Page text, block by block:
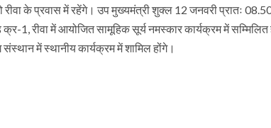
के प्रवास में रहेंगे। उप मुख्यमंत्री शुक्ल 12 जनवरी प्रातः
क्र-1, रीवा में आयोजित सामूहिक सूर्य नमस्कार कार्यक्रम में
में स्थानीय कार्यक्रम में शामिल होंगे।